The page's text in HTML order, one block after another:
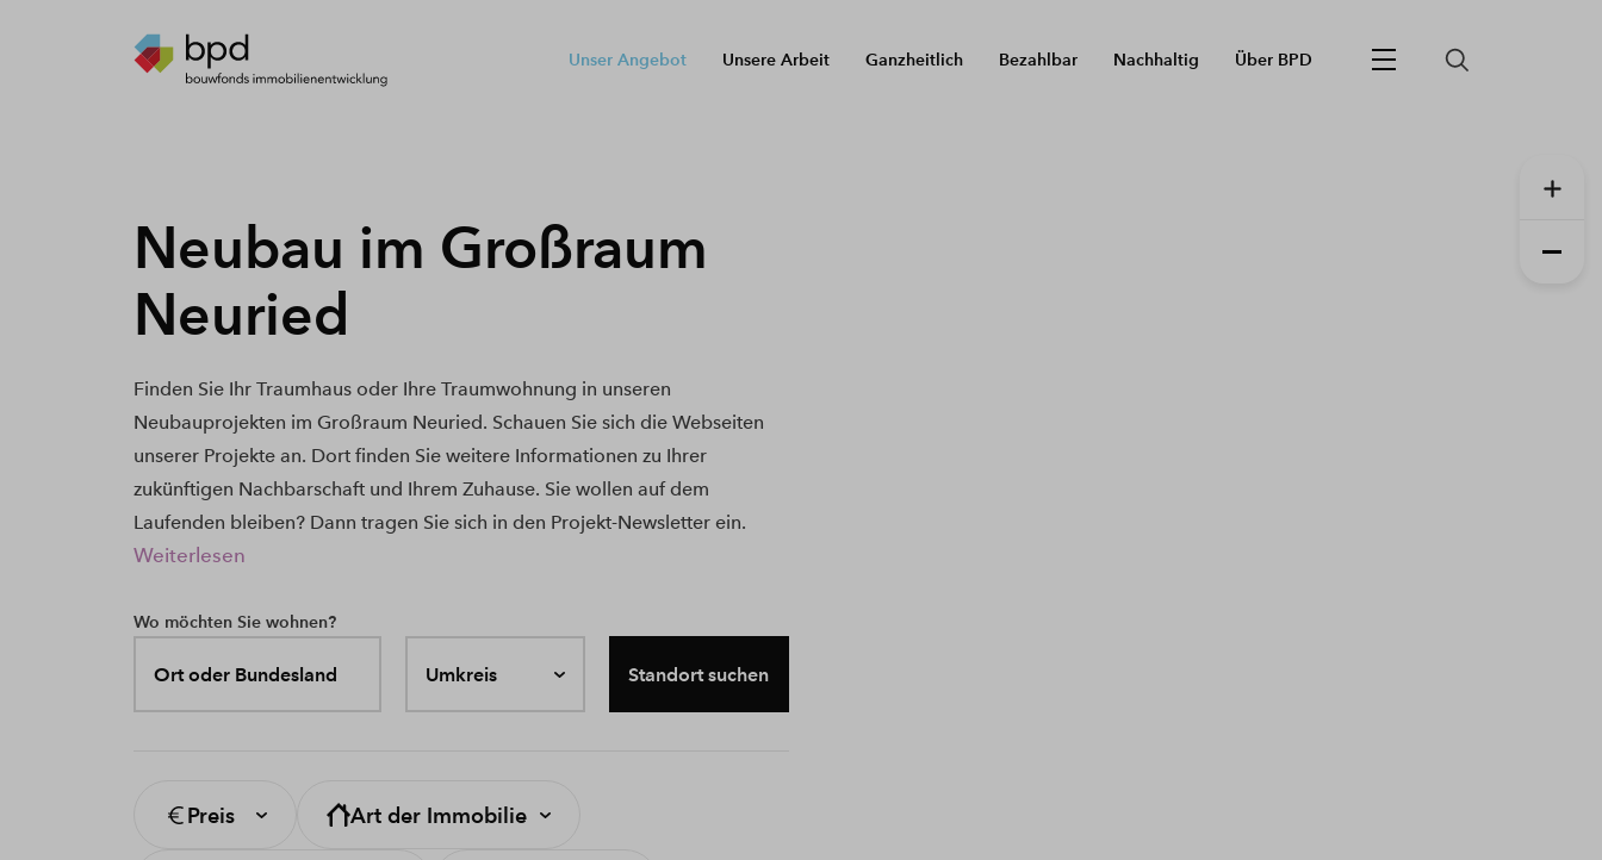
Unser Angebot Unsere Arbeit Ganzheitlich Bezahlbar Nachhaltig Über BPD
Neubau im Großraum
Neuried
Finden Sie Ihr Traumhaus oder Ihre Traumwohnung in unseren
Neubauprojekten im Großraum Neuried. Schauen Sie sich die Webseiten
unserer Projekte an. Dort finden Sie weitere Informationen zu Ihrer
zukünftigen Nachbarschaft und Ihrem Zuhause. Sie wollen auf dem
Laufenden bleiben? Dann tragen Sie sich in den Projekt-Newsletter ein.
Weiterlesen
Wo möchten Sie wohnen?
Ort oder Bundesland Umkreis Standort suchen
Preis Art der Immobilie